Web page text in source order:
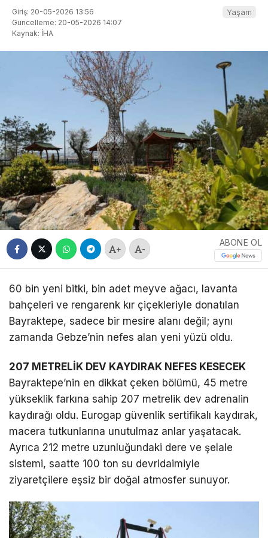
Giriş: 20-05-2026 13:56
Güncelleme: 20-05-2026 14:07
Kaynak: İHA
Yaşam
+ -
ABONE OL
60 bin yeni bitki, bin adet meyve ağacı, lavanta
bahçeleri ve rengarenk kır çiçekleriyle donatılan
Bayraktepe, sadece bir mesire alanı değil; aynı
zamanda Gebze’nin nefes alan yeni yüzü oldu.
207 METRELİK DEV KAYDIRAK NEFES KESECEK
Bayraktepe’nin en dikkat çeken bölümü, 45 metre
yükseklik farkına sahip 207 metrelik dev adrenalin
kaydırağı oldu. Eurogap güvenlik sertifikalı kaydırak,
macera tutkunlarına unutulmaz anlar yaşatacak.
Ayrıca 212 metre uzunluğundaki dere ve şelale
sistemi, saatte 100 ton su devridaimiyle
ziyaretçilere eşsiz bir doğal atmosfer sunuyor.